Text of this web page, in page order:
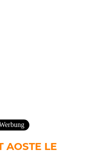
AOSTE LE